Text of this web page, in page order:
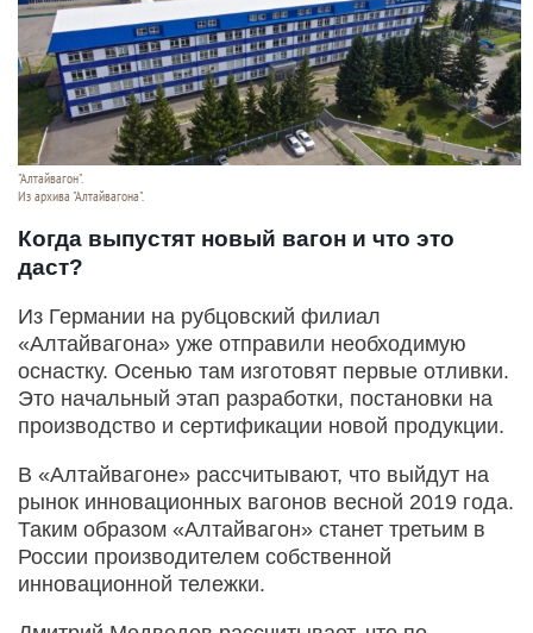
"Алтайвагон".
Из архива "Алтайвагона".
Когда выпустят новый вагон и что это
даст?
Из Германии на рубцовский филиал
«Алтайвагона» уже отправили необходимую
оснастку. Осенью там изготовят первые отливки.
Это начальный этап разработки, постановки на
производство и сертификации новой продукции.
В «Алтайвагоне» рассчитывают, что выйдут на
рынок инновационных вагонов весной 2019 года.
Таким образом «Алтайвагон» станет третьим в
России производителем собственной
инновационной тележки.